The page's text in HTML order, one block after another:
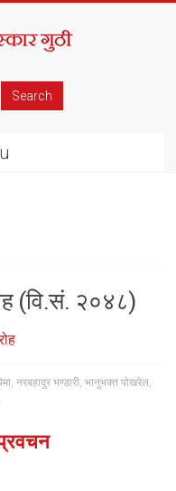
(वि.सं. २०४८)
,नरबहादुर भण्डारी,भानुभक्त पोखरेल,